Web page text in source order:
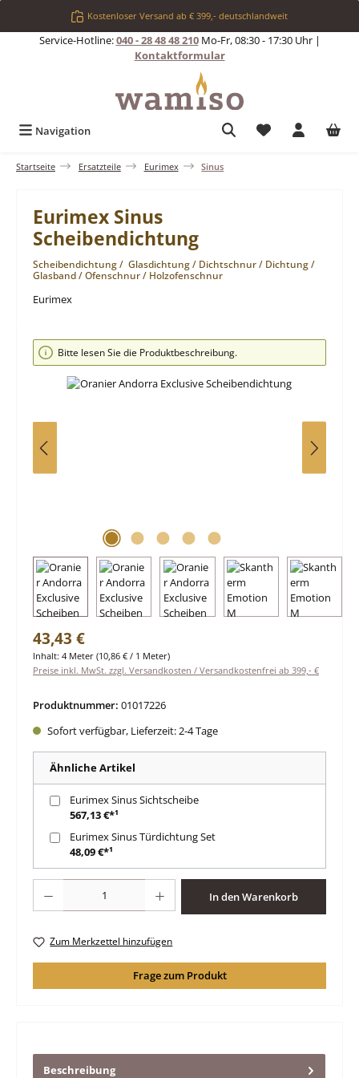
Zum Hauptinhalt springenKostenloser Versand ab € 399,- deutschlandweit
Service-Hotline:040 - 28 48 48 210Mo-Fr, 08:30 - 17:30 Uhr |
Kontaktformular
Navigation Du hast 0
Startseite Ersatzteile Eurimex Sinus
Eurimex Sinus
Scheibendichtung
Scheibendichtung / Glasdichtung / Dichtschnur / Dichtung /
Glasband / Ofenschnur / Holzofenschnur
Eurimex
Bildergalerie überspringen
Bitte lesen Sie die Produktbeschreibung.
Regulärer Preis:
43,43 €
Inhalt: 4 Meter (10,86 € / 1 Meter)
Preise inkl. MwSt. zzgl. Versandkosten / Versandkostenfrei ab 399,- €
Produktnummer: 01017226
Sofort verfügbar, Lieferzeit: 2-4 Tage
Ähnliche Artikel
Eurimex Sinus Sichtscheibe
567,13 €*¹
Eurimex Sinus Türdichtung Set
48,09 €*¹
In den Warenkorb
Zum Merkzettel hinzufügen
Frage zum Produkt
Beschreibung